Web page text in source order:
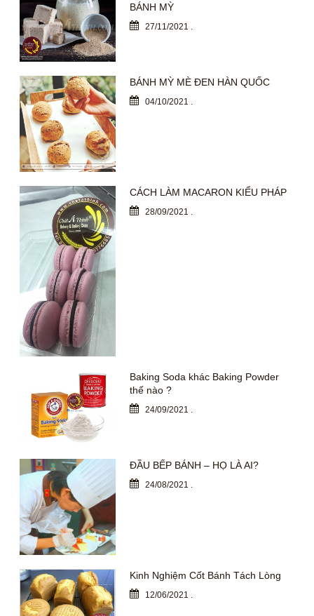
BÁNH MỲ
27/11/2021 .
BÁNH MỲ MÈ ĐEN HÀN QUỐC
04/10/2021 .
CÁCH LÀM MACARON KIỂU PHÁP
28/09/2021
Baking Soda khác Baking Powder
thế nào ?
24/09/2021 .
ĐẦU BẾP BÁNH – HỌ LÀ AI?
24/08/2021 .
Kinh Nghiệm Cốt Bánh Tách Lòng
12/06/2021 .